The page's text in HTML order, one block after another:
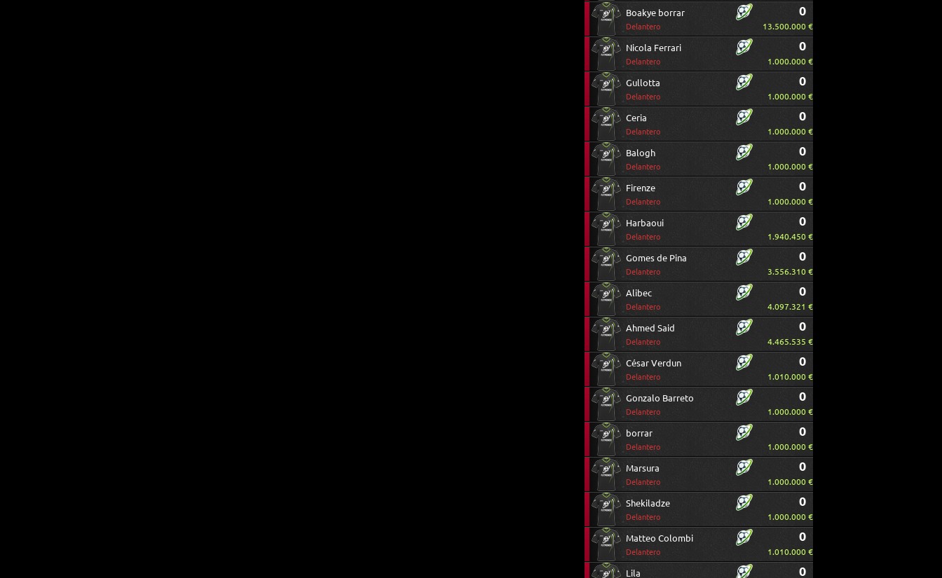
Boakye borrar
Delantero
0
13.500.000 €
Nicola Ferrari
Delantero
0
1.000.000 €
Gullotta
Delantero
0
1.000.000 €
Ceria
Delantero
0
1.000.000 €
Balogh
Delantero
0
1.000.000 €
Firenze
Delantero
0
1.000.000 €
Harbaoui
Delantero
0
1.940.450 €
Gomes de Pina
Delantero
0
3.556.310 €
Alibec
Delantero
0
4.097.321 €
Ahmed Said
Delantero
0
4.465.535 €
César Verdun
Delantero
0
1.010.000 €
Gonzalo Barreto
Delantero
0
1.000.000 €
borrar
Delantero
0
1.000.000 €
Marsura
Delantero
0
1.000.000 €
Shekiladze
Delantero
0
1.000.000 €
Matteo Colombi
Delantero
0
1.010.000 €
Lila 0